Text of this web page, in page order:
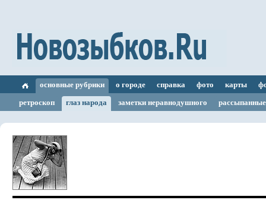
основные рубрики о городе справка фото карты
ретроскоп
глаз народа заметки неравнодушного